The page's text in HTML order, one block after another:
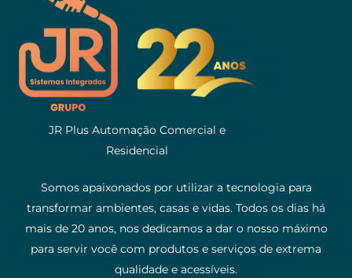
JR Plus Automação Comercial e
Residencial
Somos apaixonados por utilizar a tecnologia para
transformar ambientes, casas e vidas. Todos os dias há
mais de 20 anos, nos dedicamos a dar o nosso máximo
para servir você com produtos e serviços de extrema
qualidade e acessíveis.